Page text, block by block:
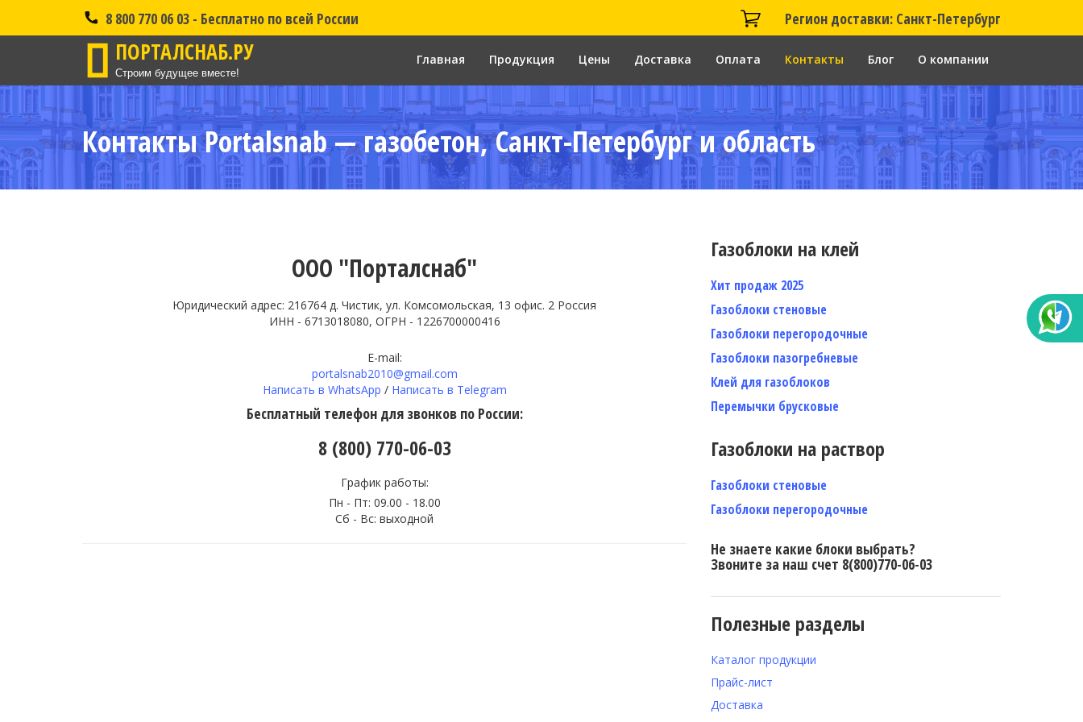
8 800 770 06 03 - Бесплатно по всей России Регион доставки: Санкт-Петербург
ПОРТАЛСНАБ.РУ
Строим будущее вместе!
Главная Продукция Цены Доставка Оплата Контакты Блог О компании
Контакты Portalsnab — газобетон, Санкт-Петербург и область
ООО "Порталснаб"
Юридический адрес: 216764 д. Чистик, ул. Комсомольская, 13 офис. 2 Россия
ИНН - 6713018080, ОГРН - 1226700000416
E-mail:
portalsnab2010@gmail.com
Написать в WhatsApp / Написать в Telegram
Бесплатный телефон для звонков по России:
8 (800) 770-06-03
График работы:
Пн - Пт: 09.00 - 18.00
Сб - Вс: выходной
Газоблоки на клей
Хит продаж 2025
Газоблоки стеновые
Газоблоки перегородочные
Газоблоки пазогребневые
Клей для газоблоков
Перемычки брусковые
Газоблоки на раствор
Газоблоки стеновые
Газоблоки перегородочные
Не знаете какие блоки выбрать?
Звоните за наш счет 8(800)770-06-03
Полезные разделы
Каталог продукции
Прайс-лист
Доставка